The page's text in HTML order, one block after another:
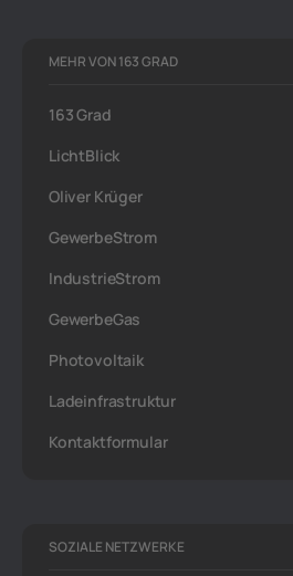
MEHR VON 163 GRAD
163 Grad
LichtBlick
Oliver Krüger
GewerbeStrom
IndustrieStrom
GewerbeGas
Photovoltaik
Ladeinfrastruktur
Kontaktformular
SOZIALE NETZWERKE